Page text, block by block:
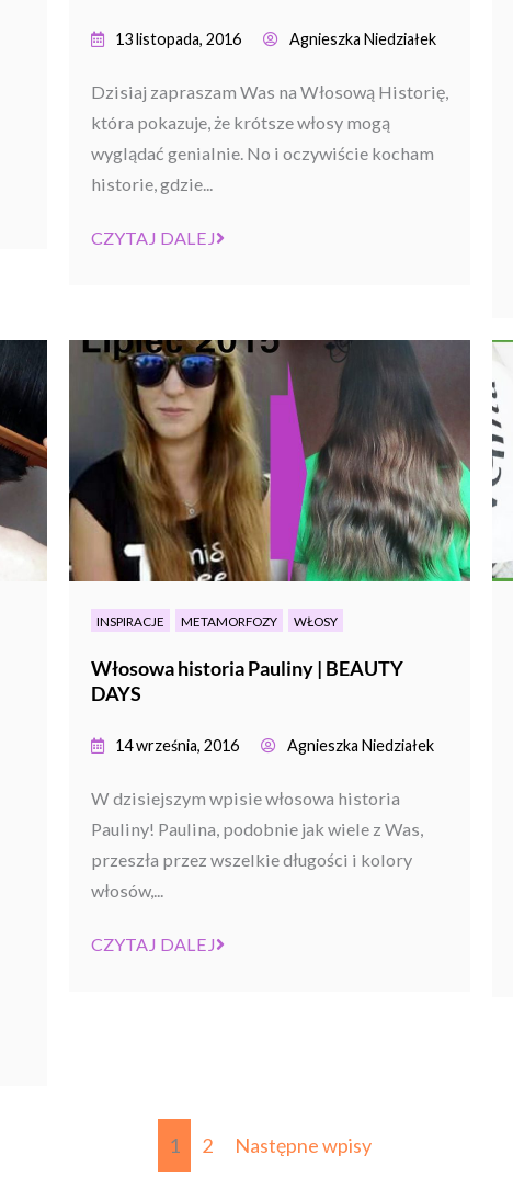
13 listopada, 2016 Agnieszka Niedziałek
Dzisiaj zapraszam Was na Włosową Historię,
która pokazuje, że krótsze włosy mogą
wyglądać genialnie. No i oczywiście kocham
historie, gdzie...
CZYTAJ DALEJ
INSPIRACJE METAMORFOZY WŁOSY
Włosowa historia Pauliny | BEAUTY
DAYS
14 września, 2016 Agnieszka Niedziałek
W dzisiejszym wpisie włosowa historia
Pauliny! Paulina, podobnie jak wiele z Was,
przeszła przez wszelkie długości i kolory
włosów,...
CZYTAJ DALEJ
1 2 Następne wpisy